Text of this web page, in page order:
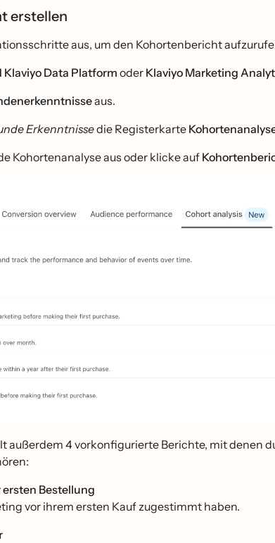
erstellen
aus, um den Kohortenbericht
Klaviyo Data Platform oder Klaviyo Marketing
aus.
Erkenntnissedie Registerkarte
Kohortenanalyse aus oder klicke auf
außerdem 4 vorkonfigurierte Berichte, mit denen
Bestellung
vor ihrem ersten Kauf zugestimmt haben.